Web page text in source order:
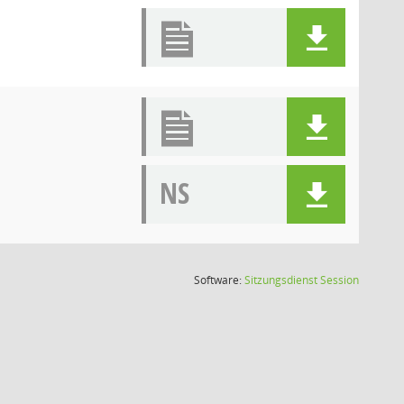
NS
Software:SitzungsdienstSession(Wird in